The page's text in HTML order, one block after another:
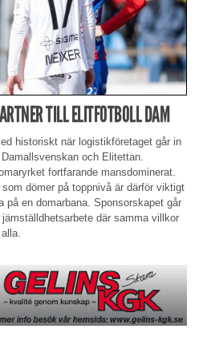
TILL ELITFOTBOLL DAM
historiskt när logistikföretaget går in
och Elitettan.
fortfarande mansdominerat.
dömer på toppnivå är därför viktigt
en domarbana. Sponsorskapet går
där samma villkor